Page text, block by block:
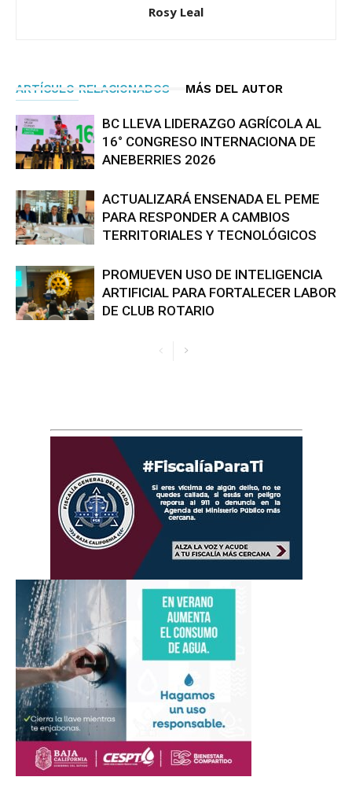
Rosy Leal
ARTÍCULO RELACIONADOS MÁS DEL AUTOR
BC LLEVA LIDERAZGO AGRÍCOLA AL
16° CONGRESO INTERNACIONA DE
ANEBERRIES 2026
ACTUALIZARÁ ENSENADA EL PEME
PARA RESPONDER A CAMBIOS
TERRITORIALES Y TECNOLÓGICOS
PROMUEVEN USO DE INTELIGENCIA
ARTIFICIAL PARA FORTALECER LABOR
DE CLUB ROTARIO